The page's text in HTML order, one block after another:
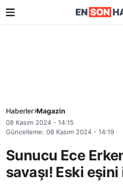
Haberler Magazin
08 Kasım 2024 - 14:15
Güncelleme: 08 Kasım 2024 - 14:19
Sunucu Ece
savaşı! Eski